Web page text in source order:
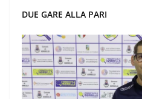
DUE GARE ALLA PARI